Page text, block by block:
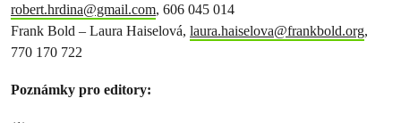
robert.hrdina@gmail.com, 606 045 014
Frank Bold – Laura Haiselová, laura.haiselova@frankbold.org,
770 170 722
Poznámky pro editory: